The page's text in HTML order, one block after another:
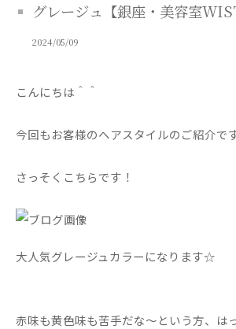
グレージュ【銀座・美容室
2024/05/09
こんにちは＾＾
今回もお客様のヘアスタイルのご紹介で
さっそくこちらです！
大人気グレージュカラーになります☆
赤味も黄色味も苦手だな～という方、は